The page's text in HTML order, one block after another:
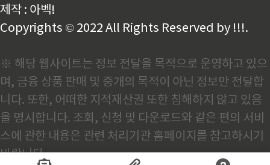
제작 : 아벡!
Copyrights © 2022 All Rights Reserved by !!!.
※ 해당 웹사이트는 정보 전달을 목적으로 운영하고 있으
며, 금융 상품 판매 및 중개의 목적이 아닌 정보만 전달합
니다. 또한, 어떠한 지적재산권 또한 침해하지 않고 있음
을 명시합니다. 조회, 신청 및 다운로드와 같은 편의 서비
스에 관한 내용은 관련 처리기관 홈페이지를 참고하시기
바랍니다.